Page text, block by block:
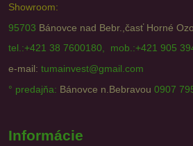
Showroom:
95703 Bánovce nad Bebr.,časť Horné
tel.:+421 38 7600180, mob.:+421 905
e-mail: tumainvest@gmail.com
° predajňa: Bánovce n.Bebravou 0907
Informácie